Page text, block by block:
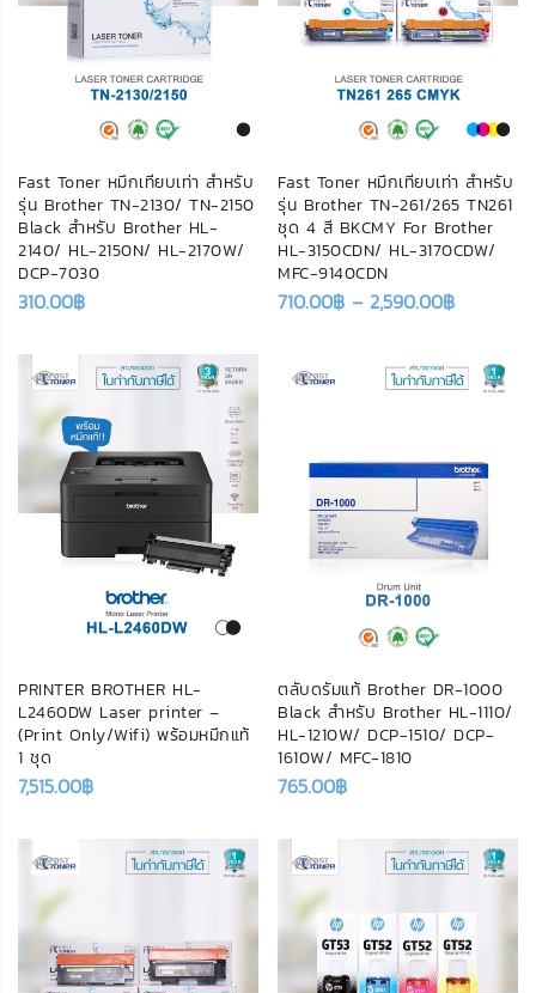
Fast Toner หมึกเทียบเท่า สำหรับ
รุ่น Brother TN-2130/ TN-2150
Black สำหรับ Brother HL-
2140/ HL-2150N/ HL-2170W/
DCP-7030
310.00฿
Fast Toner หมึกเทียบเท่า สำหรับ
รุ่น Brother TN-261/265 TN261
ชุด 4 สี BKCMY For Brother
HL-3150CDN/ HL-3170CDW/
MFC-9140CDN
710.00฿ – 2,590.00฿
PRINTER BROTHER HL-
L2460DW Laser printer –
(Print Only/Wifi) พร้อมหมึกแท้
1 ชุด
7,515.00฿
ตลับดรัมแท้ Brother DR-1000
Black สำหรับ Brother HL-1110/
HL-1210W/ DCP-1510/ DCP-
1610W/ MFC-1810
765.00฿